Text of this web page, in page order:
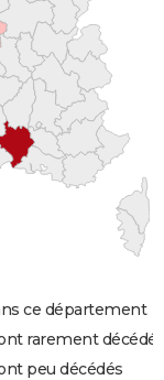
ce département
rarement
peu décédés